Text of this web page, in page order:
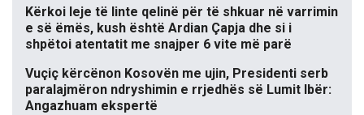
Kërkoi leje të linte qelinë për të shkuar në varrimin
e së ëmës, kush është Ardian Çapja dhe si i
shpëtoi atentatit me snajper 6 vite më parë
Vuçiç kërcënon Kosovën me ujin, Presidenti serb
paralajmëron ndryshimin e rrjedhës së Lumit Ibër:
Angazhuam ekspertë